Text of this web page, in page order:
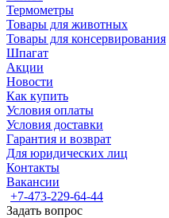
Термометры
Товары для животных
Товары для консервирования
Шпагат
Акции
Новости
Как купить
Условия оплаты
Условия доставки
Гарантия и возврат
Для юридических лиц
Контакты
Вакансии
+7-473-229-64-44
Задать вопрос